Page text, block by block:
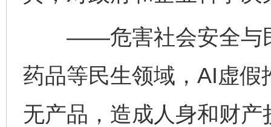
——危害社会安全与民
药品等民生领域，AI虚
无产品，造成人身和财